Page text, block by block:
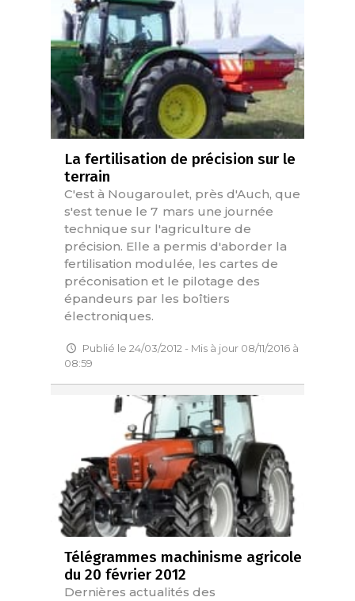
La fertilisation de précision sur le
terrain
C'est à Nougaroulet, près d'Auch, que
s'est tenue le 7 mars une journée
technique sur l'agriculture de
précision. Elle a permis d'aborder la
fertilisation modulée, les cartes de
préconisation et le pilotage des
épandeurs par les boîtiers
électroniques.
Publié le 24/03/2012 - Mis à jour 08/11/2016 à
08:59
Télégrammes machinisme agricole
du 20 février 2012
Dernières actualités des